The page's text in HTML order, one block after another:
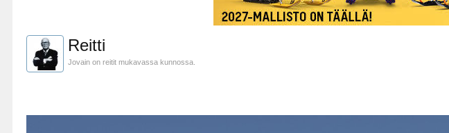
Reitti
Jovain on reitit mukavassa kunnossa.